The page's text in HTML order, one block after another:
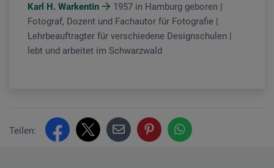
Karl H. Warkentin
1957 in Hamburg geboren |
Fotograf, Dozent und Fachautor für Fotografie |
Lehrbeauftragter für verschiedene Designschulen |
lebt und arbeitet im Schwarzwald
Teilen: